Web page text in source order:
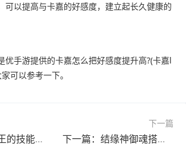
可以提高与卡嘉的好感度，建立起长久健康的
优手游提供的卡嘉怎么把好感度提升高?(卡嘉l
可以参考一下。
上一篇：LOL蛮王的技能介绍?(lol蛮王的技能介绍大全)
下一篇
下一篇：结缘神御魂搭配?(结缘神御魂搭配图)